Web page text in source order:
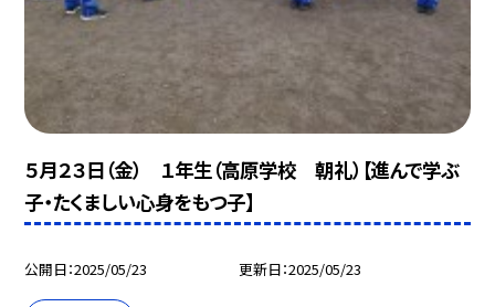
５月２３日（金） １年生（高原学校 朝礼）【進んで学ぶ
子・たくましい心身をもつ子】
公開日 2025/05/23 更新日 2025/05/23